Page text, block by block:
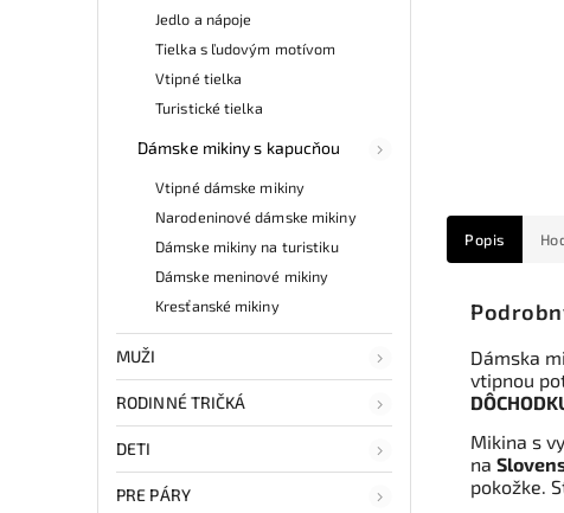
Jedlo a nápoje
Tielka s ľudovým motívom
Vtipné tielka
Turistické tielka
Dámske mikiny s kapucňou
Vtipné dámske mikiny
Narodeninové dámske mikiny
Dámske mikiny na turistiku
Dámske meninové mikiny
Kresťanské mikiny
MUŽI
RODINNÉ TRIČKÁ
DETI
PRE PÁRY
Popis
Dámska
vtipnou
Mikina s
na
pokožke.